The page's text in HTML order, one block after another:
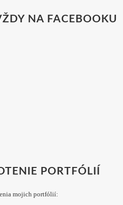
NA FACEBOOKU
PORTFÓLIÍ
mojich portfólií: